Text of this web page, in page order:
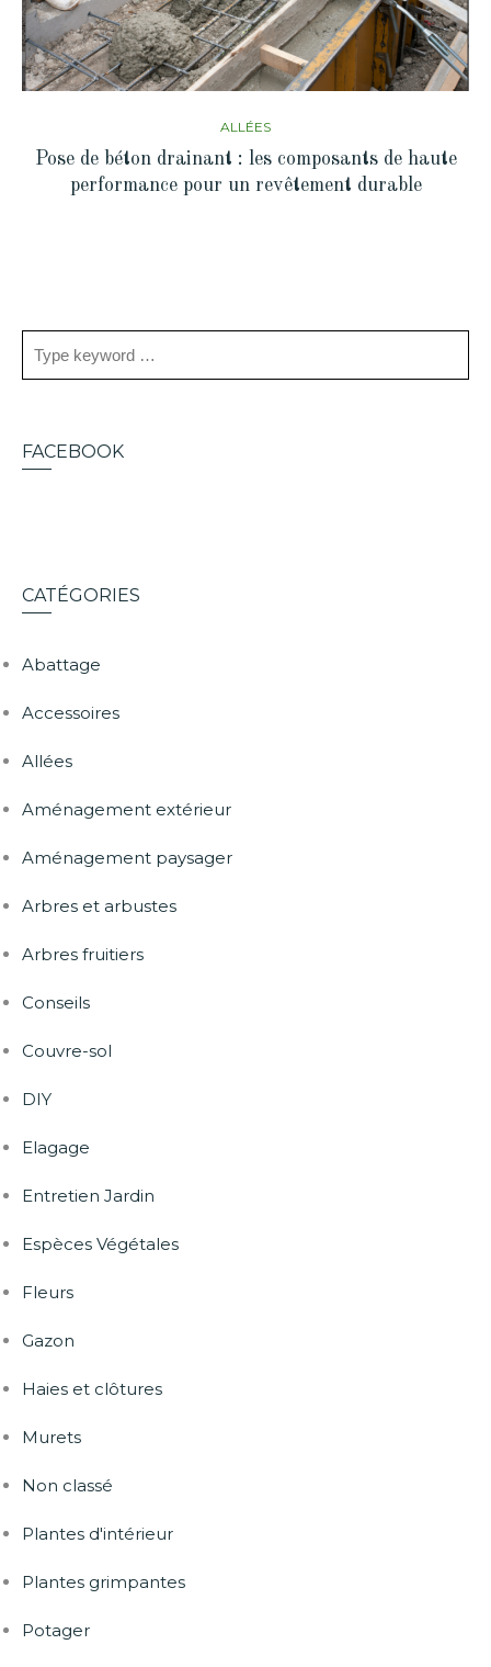
ALLÉES
Pose de béton drainant : les composants de haute
performance pour un revêtement durable
FACEBOOK
CATÉGORIES
Abattage
Accessoires
Allées
Aménagement extérieur
Aménagement paysager
Arbres et arbustes
Arbres fruitiers
Conseils
Couvre-sol
DIY
Elagage
Entretien Jardin
Espèces Végétales
Fleurs
Gazon
Haies et clôtures
Murets
Non classé
Plantes d'intérieur
Plantes grimpantes
Potager